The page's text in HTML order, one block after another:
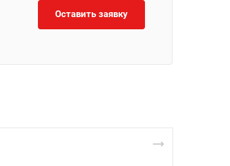
Оставить заявку